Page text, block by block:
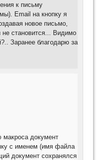
к письму
Email на кнопку я
новое письмо,
становится... Видимо
Заранее благодарю за
документ
с именем (имя файла
документ сохранялся